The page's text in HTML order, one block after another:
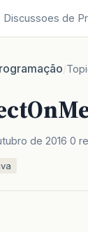
Discussoes de
/
de 2016 0